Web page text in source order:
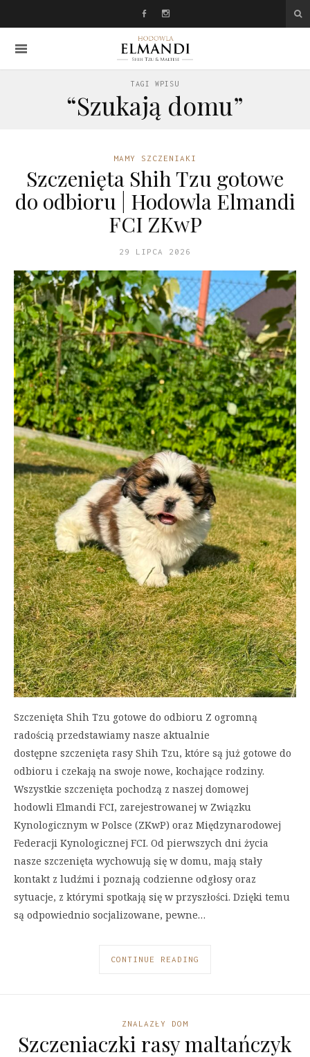
TAGI WPISU
“Szukają domu”
MAMY SZCZENIAKI
Szczenięta Shih Tzu gotowe
do odbioru | Hodowla Elmandi
FCI ZKwP
29 LIPCA 2026
Szczenięta Shih Tzu gotowe do odbioru Z ogromną
radością przedstawiamy nasze aktualnie
dostępne szczenięta rasy Shih Tzu, które są już gotowe do
odbioru i czekają na swoje nowe, kochające rodziny.
Wszystkie szczenięta pochodzą z naszej domowej
hodowli Elmandi FCI, zarejestrowanej w Związku
Kynologicznym w Polsce (ZKwP) oraz Międzynarodowej
Federacji Kynologicznej FCI. Od pierwszych dni życia
nasze szczenięta wychowują się w domu, mają stały
kontakt z ludźmi i poznają codzienne odgłosy oraz
sytuacje, z którymi spotkają się w przyszłości. Dzięki temu
są odpowiednio socjalizowane, pewne…
CONTINUE READING
ZNALAZŁY DOM
Szczeniaczki rasy maltańczyk